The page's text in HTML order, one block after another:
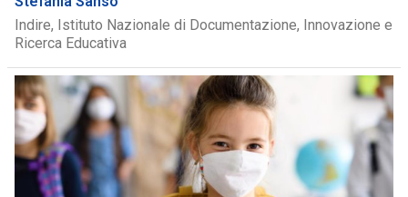
Indire, Istituto Nazionale di Documentazione, Innovazione e
Ricerca Educativa